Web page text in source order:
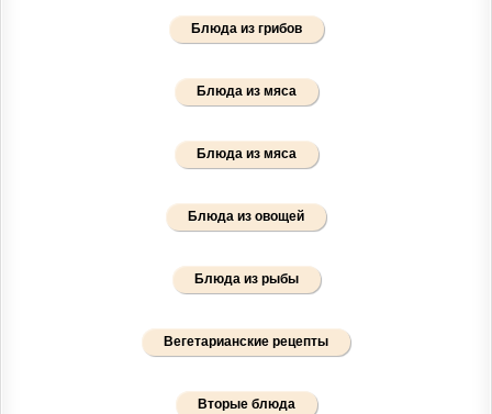
Блюда из грибов
Блюда из мяса
Блюда из мяса
Блюда из овощей
Блюда из рыбы
Вегетарианские рецепты
Вторые блюда